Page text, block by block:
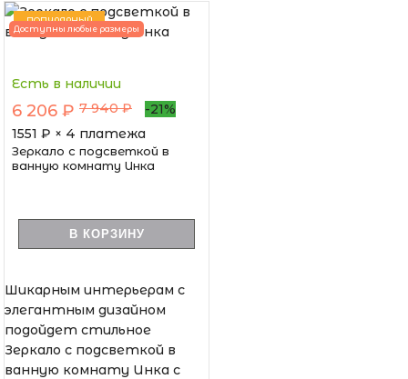
ПОПУЛЯРНЫЙ
Доступны любые размеры
Есть в наличии
6 206 ₽ 7 940 ₽
-21%
1551 ₽ × 4 платежа
Зеркало с подсветкой в
ванную комнату Инка
В КОРЗИНУ
Шикарным интерьерам с
элегантным дизайном
подойдет стильное
Зеркало с подсветкой в
ванную комнату Инка с